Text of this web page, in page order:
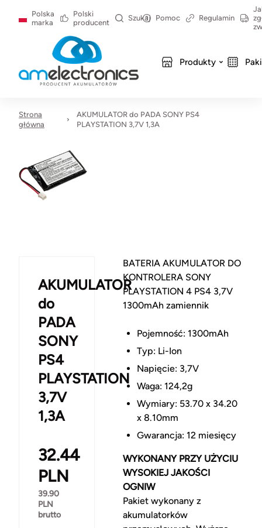
Polska
marka
Polski
producent
Szukaj Pomoc Regulamin
Produkty
Strona
główna
AKUMULATOR do PADA SONY PS4
PLAYSTATION 3,7V 1,3A
AKUMULATOR
do
PADA
SONY
PS4
PLAYSTATION
3,7V
1,3A
32.44
PLN
39.90
PLN
brutto
BATERIA AKUMULATOR DO
KONTROLERA SONY
PLAYSTATION 4 PS4 3,7V
1300mAh zamiennik
Pojemność: 1300mAh
Typ: Li-Ion
Napięcie: 3,7V
Waga: 124,2g
Wymiary: 53.70 x 34.20
x 8.10mm
Gwarancja: 12 miesięcy
WYKONANY PRZY UŻYCIU
WYSOKIEJ JAKOŚCI
OGNIW
Pakiet wykonany z
akumulatorków